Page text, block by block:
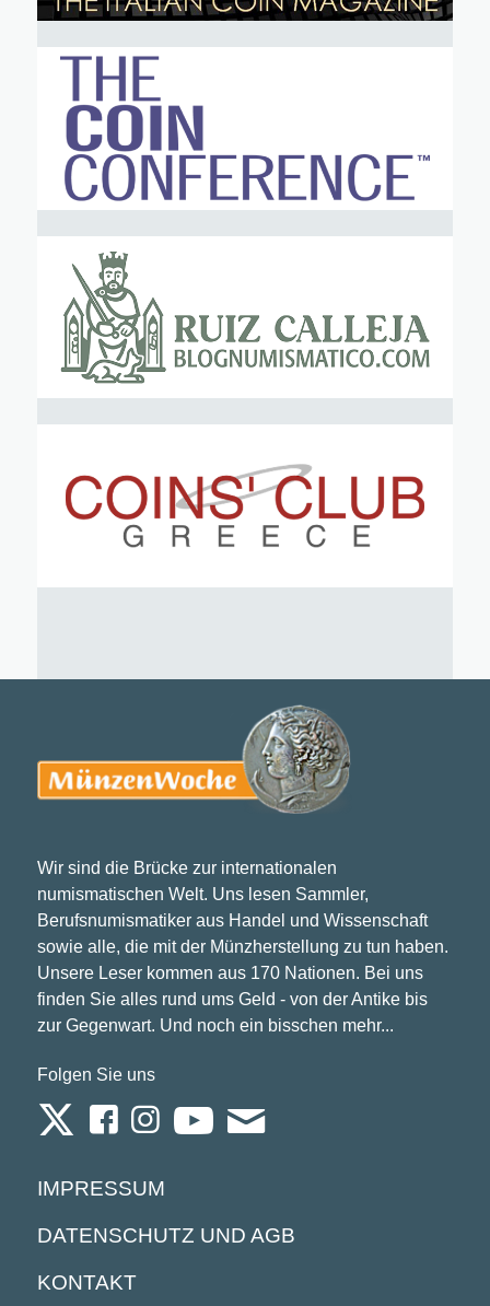
Wir sind die Brücke zur internationalen
numismatischen Welt. Uns lesen Sammler,
Berufsnumismatiker aus Handel und Wissenschaft
sowie alle, die mit der Münzherstellung zu tun haben.
Unsere Leser kommen aus 170 Nationen. Bei uns
finden Sie alles rund ums Geld - von der Antike bis
zur Gegenwart. Und noch ein bisschen mehr...
Folgen Sie uns
IMPRESSUM
DATENSCHUTZ UND AGB
KONTAKT